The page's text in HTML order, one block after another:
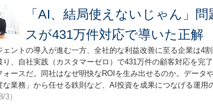
「AI、結局使えないじゃん」
スが431万件対応で導いた正解
ェントの導入が進む一方、全社的な利益改善に至る企業は4
り、自社実践（カスタマーゼロ）で431万件の顧客対応を完
ォースだ。同社はなぜ明快なROIを生み出せるのか。データ
な業務」から任せる鉄則など、AI投資を成果につなげる運用
3）